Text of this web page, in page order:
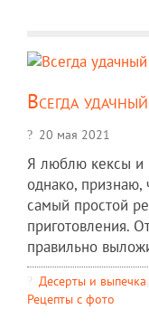
Всегда
20 мая 2021
Я люблю кексы и
однако, признаю,
самый простой
приготовления.
правильно
Десерты и выпечка,
Рецепты c фото